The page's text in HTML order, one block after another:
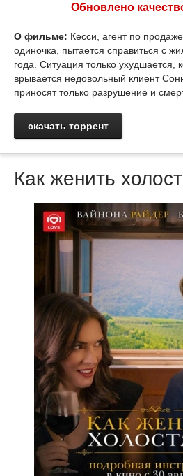
Обновлено
О фильме: Кесси, агент по
одиночка, пытается справиться с
года. Ситуация только ухудшается,
врывается недовольный клиент
приносят только разрушение и
скачать торрент
Как женить